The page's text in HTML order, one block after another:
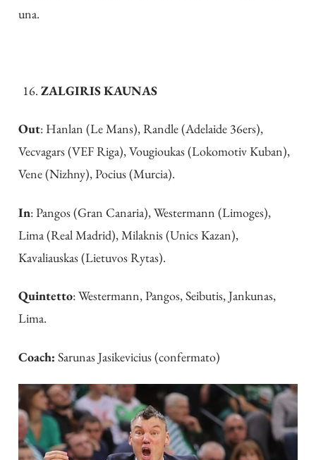
una.
ZALGIRIS KAUNAS
Out: Hanlan (Le Mans), Randle (Adelaide 36ers),
Vecvagars (VEF Riga), Vougioukas (Lokomotiv Kuban),
Vene (Nizhny), Pocius (Murcia).
In: Pangos (Gran Canaria), Westermann (Limoges),
Lima (Real Madrid), Milaknis (Unics Kazan),
Kavaliauskas (Lietuvos Rytas).
Quintetto: Westermann, Pangos, Seibutis, Jankunas,
Lima.
Coach: Sarunas Jasikevicius (confermato)